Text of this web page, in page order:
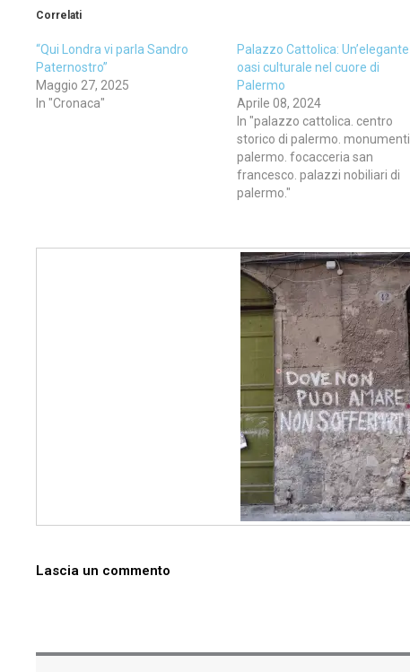
Correlati
“Qui Londra vi parla Sandro
Paternostro”
Maggio 27, 2025
In "Cronaca"
Palazzo Cattolica: Un’elegante
oasi culturale nel cuore di
Palermo
Aprile 08, 2024
In "palazzo cattolica. centro
storico di palermo. monumenti
palermo. focacceria san
francesco. palazzi nobiliari di
palermo."
Lascia un commento